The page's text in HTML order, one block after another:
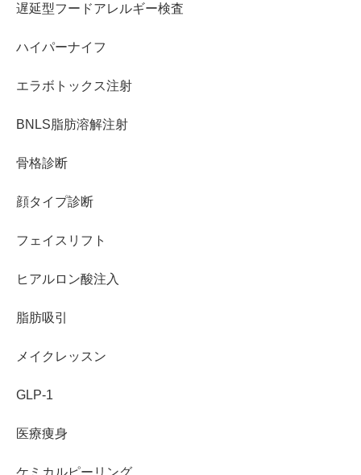
遅延型フードアレルギー検査
ハイパーナイフ
エラボトックス注射
BNLS脂肪溶解注射
骨格診断
顔タイプ診断
フェイスリフト
ヒアルロン酸注入
脂肪吸引
メイクレッスン
GLP-1
医療痩身
ケミカルピーリング